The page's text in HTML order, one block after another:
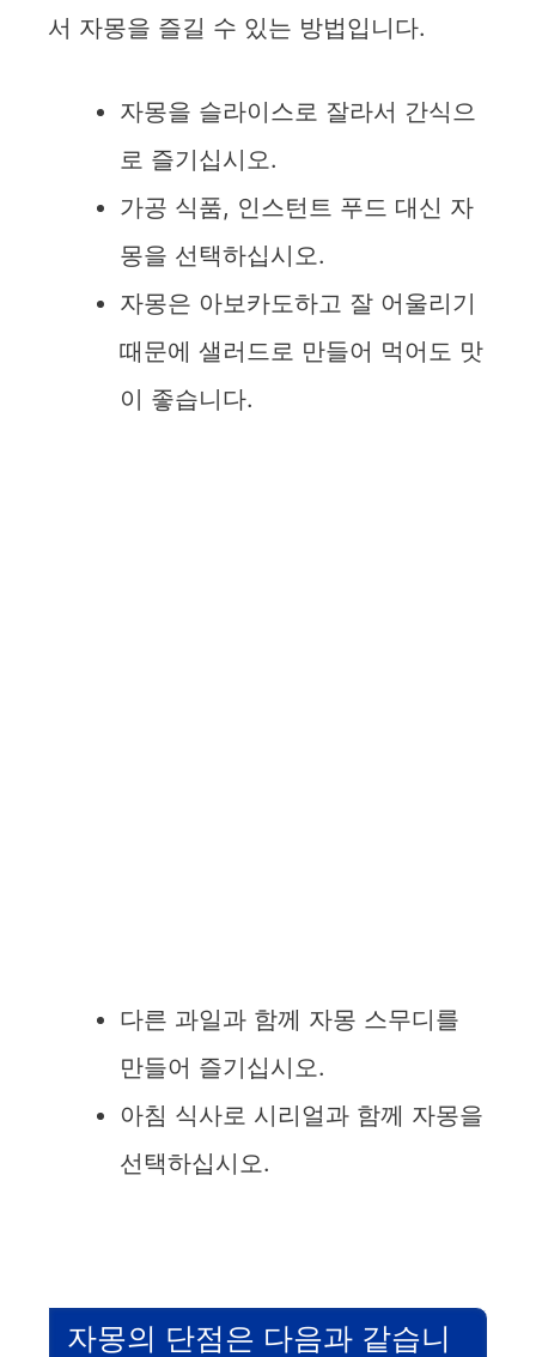
서 자몽을 즐길 수 있는 방법입니다.
자몽을 슬라이스로 잘라서 간식으
로 즐기십시오.
가공 식품, 인스턴트 푸드 대신 자
몽을 선택하십시오.
자몽은 아보카도하고 잘 어울리기
때문에 샐러드로 만들어 먹어도 맛
이 좋습니다.
다른 과일과 함께 자몽 스무디를
만들어 즐기십시오.
아침 식사로 시리얼과 함께 자몽을
선택하십시오.
자몽의 단점은 다음과 같습니